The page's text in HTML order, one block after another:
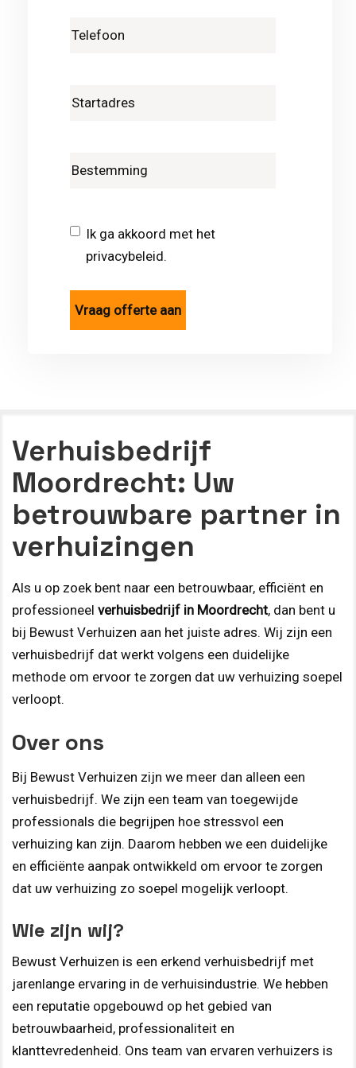
Ik ga akkoord met het
privacybeleid.
Verhuisbedrijf
Moordrecht: Uw
betrouwbare partner in
verhuizingen
Als u op zoek bent naar een betrouwbaar, efficiënt en
professioneel verhuisbedrijf in Moordrecht, dan bent u
bij Bewust Verhuizen aan het juiste adres. Wij zijn een
verhuisbedrijf dat werkt volgens een duidelijke
methode om ervoor te zorgen dat uw verhuizing soepel
verloopt.
Over ons
Bij Bewust Verhuizen zijn we meer dan alleen een
verhuisbedrijf. We zijn een team van toegewijde
professionals die begrijpen hoe stressvol een
verhuizing kan zijn. Daarom hebben we een duidelijke
en efficiënte aanpak ontwikkeld om ervoor te zorgen
dat uw verhuizing zo soepel mogelijk verloopt.
Wie zijn wij?
Bewust Verhuizen is een erkend verhuisbedrijf met
jarenlange ervaring in de verhuisindustrie. We hebben
een reputatie opgebouwd op het gebied van
betrouwbaarheid, professionaliteit en
klanttevredenheid. Ons team van ervaren verhuizers is